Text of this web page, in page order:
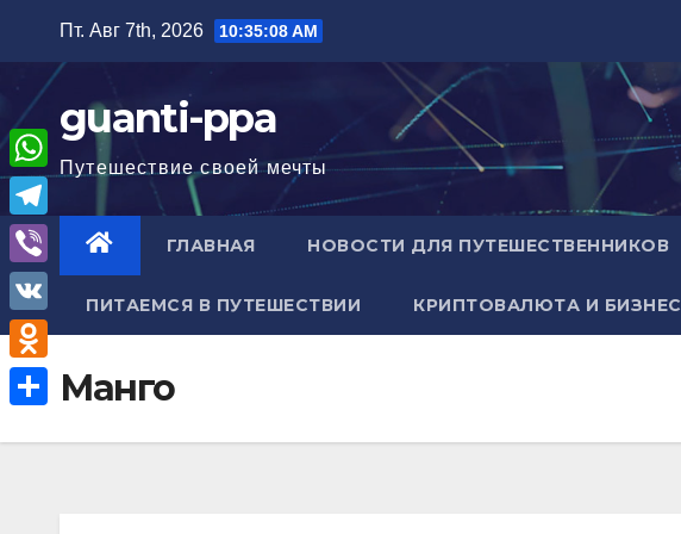
содержимому
Пт. Авг 7th, 2026 10:35:09 AM
guanti-ppa
Путешествие своей мечты
ГЛАВНАЯ НОВОСТИ ДЛЯ ПУТЕШЕСТВЕННИКОВ
ПИТАЕМСЯ В ПУТЕШЕСТВИИ КРИПТОВАЛЮТА И БИЗНЕС
Манго
W
h
a
A
T
e
l
e
g
V
i
b
e
V
K
O